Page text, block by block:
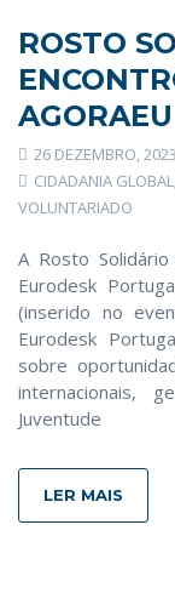
ROSTO
AGORAEU
26 DEZEMBRO, 2023
CIDADANIA GLOBAL
VOLUNTARIADO
A Rosto
Eurodesk
(inserido no
Eurodesk
sobre
internacionais,
Juventude
LER MAIS